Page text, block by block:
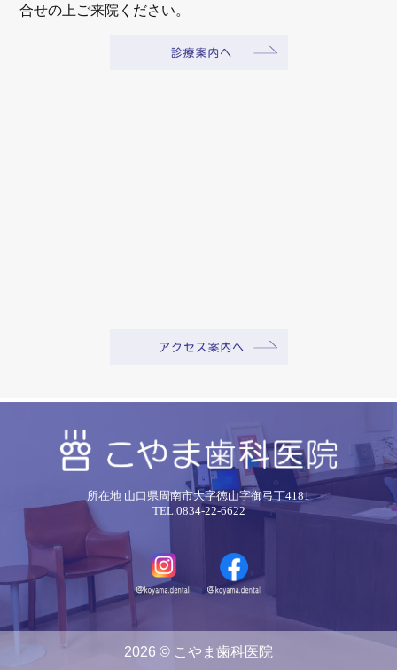
合せの上ご来院ください。
所在地 山口県周南市大字徳山字御弓丁4181
TEL.0834-22-6622
2026 © こやま歯科医院